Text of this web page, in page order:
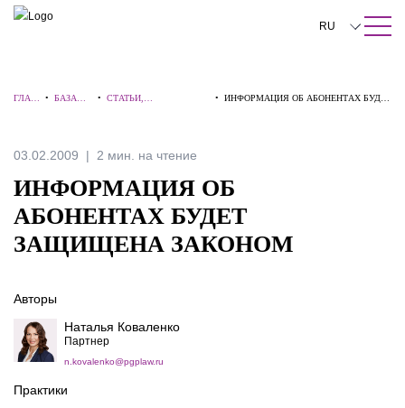
ПОИСК ПО САЙТУ Закрыть
RU
中文
ГЛАВ
•БАЗА
•СТАТЬИ,
• ИНФОРМАЦИЯ ОБ АБОНЕНТАХ БУДЕТ
03.02.2009 2 мин. на чтение
ИНФОРМАЦИЯ ОБ
АБОНЕНТАХ БУДЕТ
ЗАЩИЩЕНА ЗАКОНОМ
Авторы
Наталья Коваленко
Партнер
n.kovalenko@pgplaw.ru
Практики